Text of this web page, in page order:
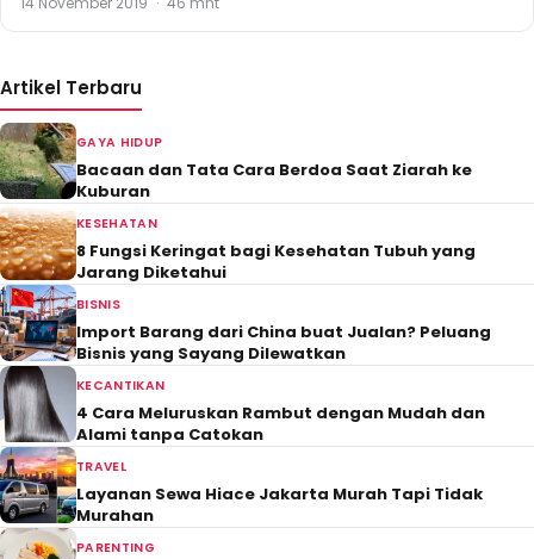
Artikel Terbaru
GAYA HIDUP
Bacaan dan Tata Cara Berdoa Saat Ziarah ke
Kuburan
KESEHATAN
8 Fungsi Keringat bagi Kesehatan Tubuh yang
Jarang Diketahui
BISNIS
Import Barang dari China buat Jualan? Peluang
Bisnis yang Sayang Dilewatkan
KECANTIKAN
4 Cara Meluruskan Rambut dengan Mudah dan
Alami tanpa Catokan
TRAVEL
Layanan Sewa Hiace Jakarta Murah Tapi Tidak
Murahan
PARENTING